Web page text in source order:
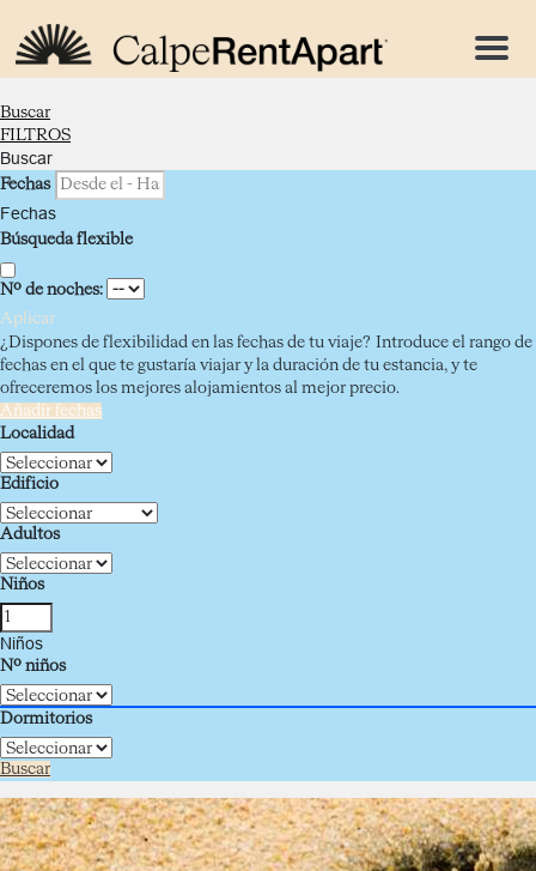
Menu
Buscar
FILTROS
Buscar
Fechas
Fechas
Búsqueda flexible
Nº de noches:
Aplicar
¿Dispones de flexibilidad en las fechas de tu viaje? Introduce el rango de
fechas en el que te gustaría viajar y la duración de tu estancia, y te
ofreceremos los mejores alojamientos al mejor precio.
Añadir fechas
Localidad
Edificio
Adultos
Niños
Niños
Nº niños
Dormitorios
Buscar